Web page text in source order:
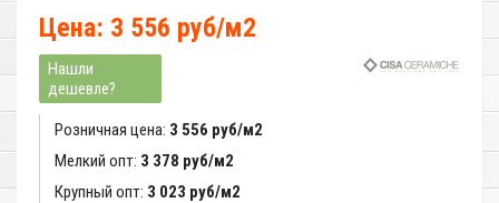
Цена: 3 556 руб/м2
Нашли
дешевле?
Розничная цена: 3 556 руб/м2
Мелкий опт: 3 378 руб/м2
Крупный опт: 3 023 руб/м2